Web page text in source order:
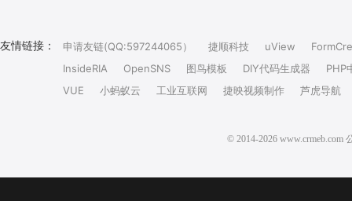
友情链接： 申请友链(QQ:597244065） 捷顺科技 uView
InsideRIA
OpenSNS 图鸟模板 DIY代码生成器
PHP
VUE
小蚂蚁云 工业互联网 捷映视频制作 芦虎导航
© 2014-2026